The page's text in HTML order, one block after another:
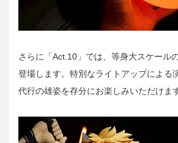
さらに「Act.10」では、等身大スケール
登場します。特別なライトアップによる
代行の雄姿を存分にお楽しみいただけます